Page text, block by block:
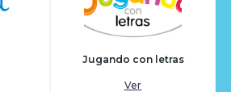
Jugando con letras
Ver